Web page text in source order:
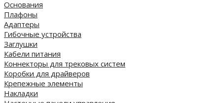
Основания
Плафоны
Адаптеры
Гибочные устройства
Заглушки
Кабели питания
Коннекторы для трековых систем
Коробки для драйверов
Крепежные элементы
Накладки